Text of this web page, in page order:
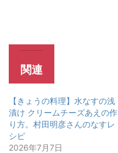
関連
【きょうの料理】水なすの浅
漬け クリームチーズあえの作
り方。村田明彦さんのなすレ
シピ
2026年7月7日